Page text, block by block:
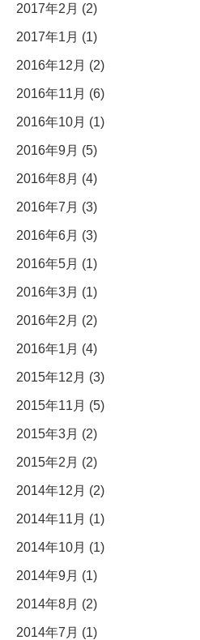
2017年2月 (2)
2017年1月 (1)
2016年12月 (2)
2016年11月 (6)
2016年10月 (1)
2016年9月 (5)
2016年8月 (4)
2016年7月 (3)
2016年6月 (3)
2016年5月 (1)
2016年3月 (1)
2016年2月 (2)
2016年1月 (4)
2015年12月 (3)
2015年11月 (5)
2015年3月 (2)
2015年2月 (2)
2014年12月 (2)
2014年11月 (1)
2014年10月 (1)
2014年9月 (1)
2014年8月 (2)
2014年7月 (1)